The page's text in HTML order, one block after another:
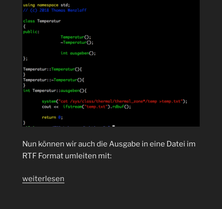
Nun können wir auch die Ausgabe in eine Datei im
RTF Format umleiten mit:
„Syntaxhighlighter
weiterlesen